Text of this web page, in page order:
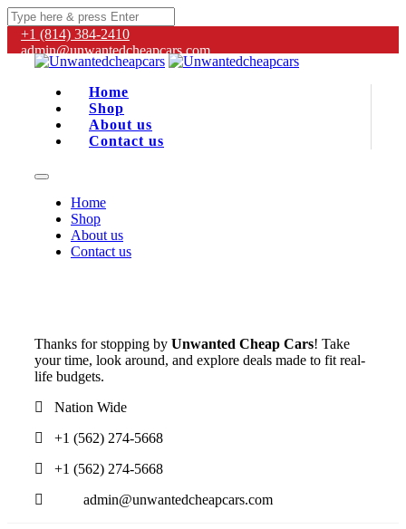
+1 (814) 384‑2410
admin@unwantedcheapcars.com
Home
Shop
About us
Contact us
Home
Shop
About us
Contact us
Thanks for stopping by Unwanted Cheap Cars! Take
your time, look around, and explore deals made to fit real-
life budgets.
Nation Wide
+1 (562) 274-5668
+1 (562) 274-5668
admin@unwantedcheapcars.com